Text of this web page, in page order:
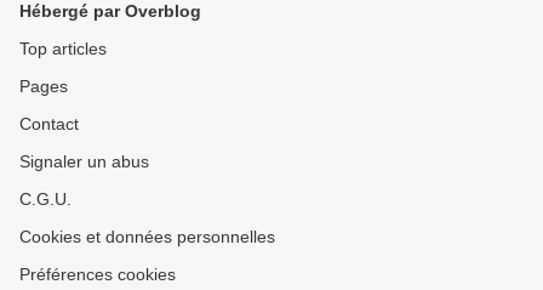
Hébergé par Overblog
Top articles
Pages
Contact
Signaler un abus
C.G.U.
Cookies et données personnelles
Préférences cookies